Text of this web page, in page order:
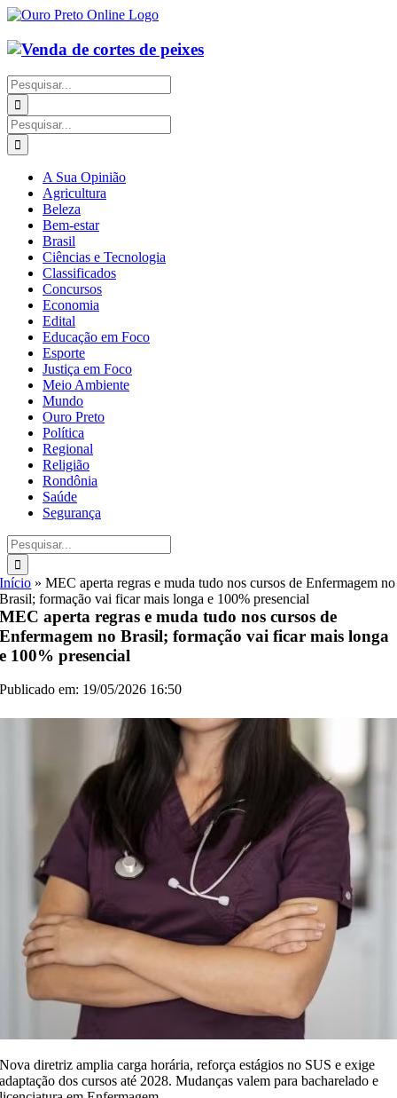
Ir
o
conteúdo
Buscar
resultados
para:
Buscar
resultados
para:
A Sua Opinião
Agricultura
Beleza
Bem-estar
Brasil
Ciências e Tecnologia
Classificados
Concursos
Economia
Edital
Educação em Foco
Esporte
Justiça em Foco
Meio Ambiente
Mundo
Ouro Preto
Política
Regional
Religião
Rondônia
Saúde
Segurança
Buscar
resultados
para:
Início »MEC aperta regras e muda tudo nos cursos de Enfermagem no
Brasil; formação vai ficar mais longa e 100% presencial
MEC aperta regras e muda tudo nos cursos de
Enfermagem no Brasil; formação vai ficar mais longa
e 100% presencial
Publicado em: 19/05/2026 16:50
Nova diretriz amplia carga horária, reforça estágios no SUS e exige
adaptação dos cursos até 2028. Mudanças valem para bacharelado e